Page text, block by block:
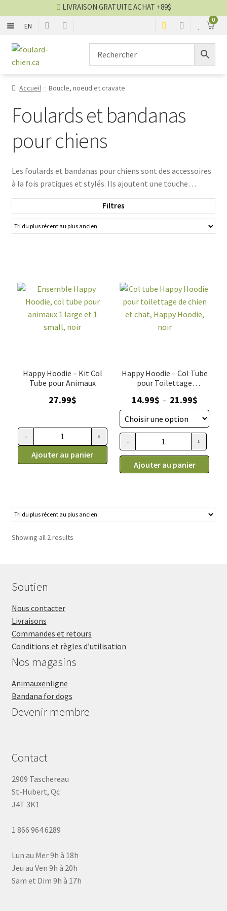
EN
0
Aller
à
navigation
Aller
au
LIVRAISON GRATUITE ACHAT +89$
ENSEMBLE
BOUCLE, NOEUD ET CRAVATE
VENTES
Accueil Boucle, noeud et cravate
Foulards et bandanas
pour chiens
Les foulards et bandanas pour chiens sont des accessoires
à la fois pratiques et stylés. Ils ajoutent une touche
d'originalité au look de votre animal tout en le protégeant
du froid. Chez foulard-chien.ca, nous proposons une large
gamme de foulards et bandanas pour tous les goûts et
toutes les tailles. Que vous recherchiez un accessoire
de qualité supérieure.
Filtres
Happy Hoodie – Kit Col
Tube pour Animaux
27.99$
quantité
Ensemble
col
tube
animaux
et
small,
noir
- +
Ajouter au panier
Happy Hoodie – Col Tube
pour Toilettage
14.99$ – 21.99$Plage
de
prix :
14.99$
à
quantité
de
Col
Hoodie
pour
- +
Ajouter au panier
Showing all 2 results
Soutien
Nous contacter
Livraisons
Commandes et retours
Conditions et règles d’utilisation
Nos magasins
Animauxenligne
Bandana for dogs
Devenir membre
Contact
2909 Taschereau
St-Hubert, Qc
J4T 3K1
1 866 964 6289
Lun au Mer 9h à 18h
Jeu au Ven 9h à 20h
Sam et Dim 9h à 17h